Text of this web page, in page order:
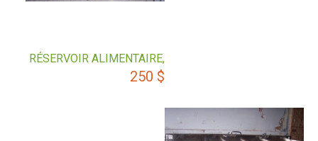
RÉSERVOIR ALIMENTAIRE,
250 $